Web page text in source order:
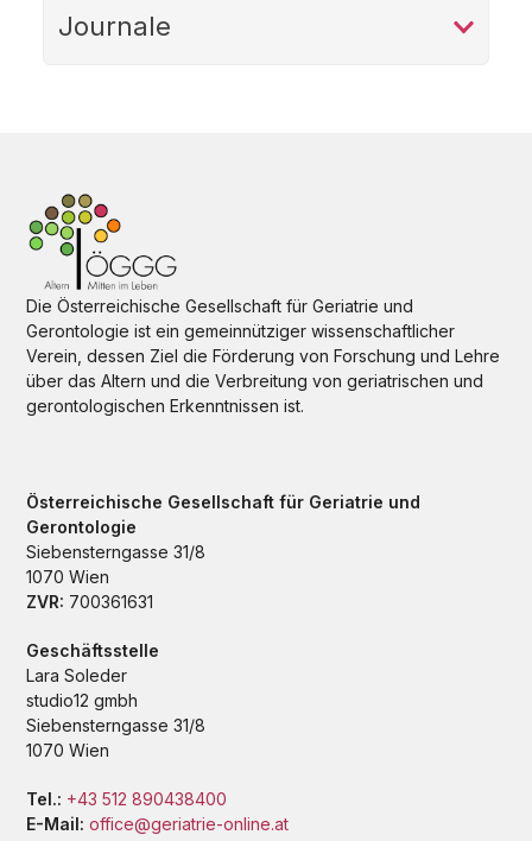
Journale
Die Österreichische Gesellschaft für Geriatrie und
Gerontologie ist ein gemeinnütziger wissenschaftlicher
Verein, dessen Ziel die Förderung von Forschung und Lehre
über das Altern und die Verbreitung von geriatrischen und
gerontologischen Erkenntnissen ist.
Österreichische Gesellschaft für Geriatrie und
Gerontologie
Siebensterngasse 31/8
1070 Wien
ZVR: 700361631
Geschäftsstelle
Lara Soleder
studio12 gmbh
Siebensterngasse 31/8
1070 Wien
Tel.: +43 512 890438400
E-Mail: office@geriatrie-online.at